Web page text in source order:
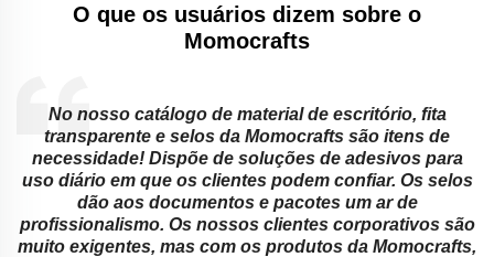
O que os usuários dizem sobre o
Momocrafts
No nosso catálogo de material de escritório, fita
transparente e selos da Momocrafts são itens de
necessidade! Dispõe de soluções de adesivos para
uso diário em que os clientes podem confiar. Os selos
dão aos documentos e pacotes um ar de
profissionalismo. Os nossos clientes corporativos são
muito exigentes, mas com os produtos da Momocrafts,